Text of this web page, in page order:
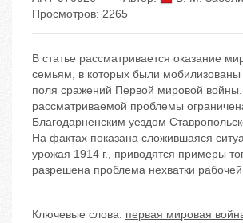
Просмотров: 2265
В статье рассматривается оказание
семьям, в которых были
поля сражений Первой мировой
рассматриваемой проблемы
Благодарненским уездом
На фактах показана сложившаяся
урожая 1914 г., приводятся примеры
разрешена проблема нехватки
Ключевые слова: первая мировая